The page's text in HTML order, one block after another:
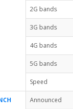
2G bands
3G bands
4G bands
5G bands
Speed
Announced